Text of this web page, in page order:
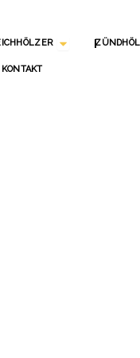
ÖFFNE
KONTAKT